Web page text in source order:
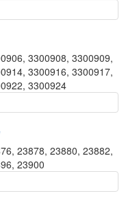
, 3300908, 3300909,
, 3300916, 3300917,
, 3300924
, 23878, 23880, 23882,
, 23900